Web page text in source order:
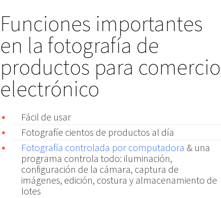
Funciones importantes
en la fotografía de
productos para comercio
electrónico
Fácil de usar
Fotografíe cientos de productos al día
Fotografía controlada por computadora & una
programa controla todo: iluminación,
configuración de la cámara, captura de
imágenes, edición, costura y almacenamiento de
lotes